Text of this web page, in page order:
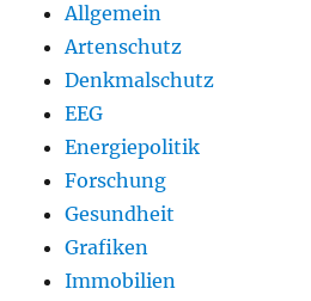
Allgemein
Artenschutz
Denkmalschutz
EEG
Energiepolitik
Forschung
Gesundheit
Grafiken
Immobilien